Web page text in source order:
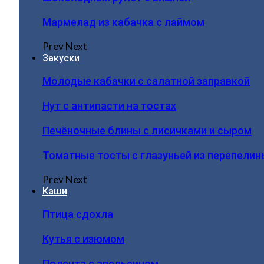
Мармелад из кабачка с лаймом
PrevNext
Закуски
Молодые кабачки с салатной заправкой
Нут с антипасти на тостах
Печёночные блины с лисичками и сыром
Томатные тосты с глазуньей из
PrevNext
Каши
Птица сдохла
Кутья с изюмом